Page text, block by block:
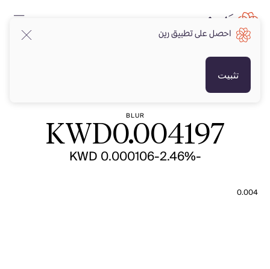
BLUR
KWD0.004197
-2.46%
-KWD 0.000106
0.004
احصل على تطبيق رين
تثبيت